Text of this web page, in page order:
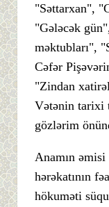
"Səttarxan",
"Gələcək
məktubları",
Cəfər
"Zindan
Vətənin tarixi
gözlərim
Anamın
hərəkatının
hökuməti